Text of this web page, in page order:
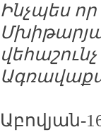
Ինչպես
Աբովյան-